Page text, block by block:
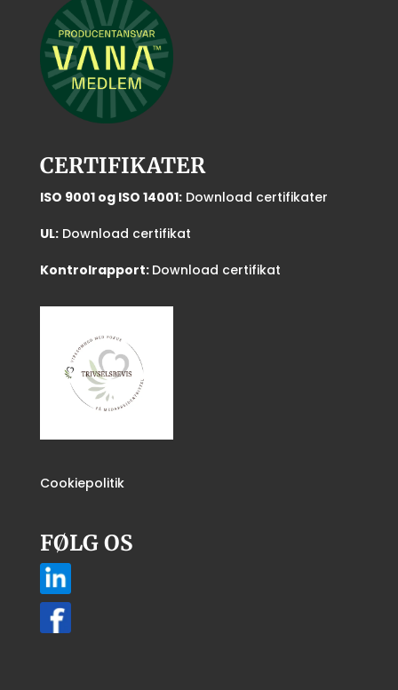
CERTIFIKATER
ISO 9001 og ISO 14001: Download certifikater
UL: Download certifikat
Kontrolrapport: Download certifikat
Cookiepolitik
FØLG OS